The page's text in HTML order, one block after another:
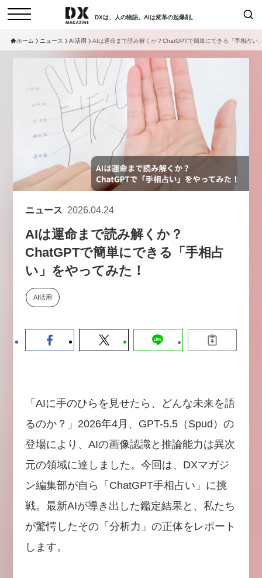
DXは、人の物語。AIは変革の起爆剤。
インタビュー
ニュース
サービスメニュー 日本オムニチャネル協会
トップページ
特集
動画
サイトマップ
お問い合わせ
個人情報保護法について
採用情報
検索
現在開催予定のセミナー
【8/12開催】「イノベーションを
数値化する」～投資される事業の
学ぶ資金調達・巻き込みのリアル
2026-06-10
セミナー
【9/30開催】AIで何でもできる時
ホーム ニュース AI活用 AIは運命まで読み解くか？ChatGPTで簡単にできる「手相占い
ニュース 2026.04.24
AIは運命まで読み解くか？
ChatGPTで簡単にできる「手相占
い」をやってみた！
AI活用
「AIに手のひらを見せたら、どんな未来を語
るのか？」2026年4月、GPT-5.5（Spud）の
登場により、AIの画像認識と推論能力は異次
元の領域に達しました。今回は、DXマガジ
ン編集部が自ら「ChatGPT手相占い」に挑
戦。最新AIが導き出した鑑定結果と、私たち
が驚愕したその「分析力」の正体をレポート
します。